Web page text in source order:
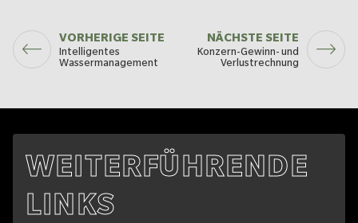
VORHERIGE SEITE
Intelligentes
Wassermanagement
NÄCHSTE SEITE
Konzern-Gewinn- und
Verlustrechnung
WEITERFÜHRENDE
LINKS